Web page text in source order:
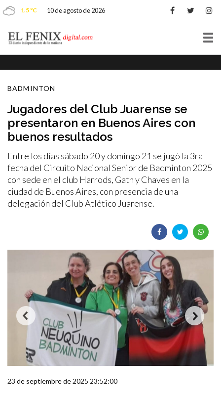
1.5 ºC 10 de agosto de 2026
BADMINTON
Jugadores del Club Juarense se
presentaron en Buenos Aires con
buenos resultados
Entre los días sábado 20 y domingo 21 se jugó la 3ra
fecha del Circuito Nacional Senior de Badminton 2025
con sede en el club Harrods, Gath y Chaves en la
ciudad de Buenos Aires, con presencia de una
delegación del Club Atlético Juarense.
23 de septiembre de 2025 23:52:00